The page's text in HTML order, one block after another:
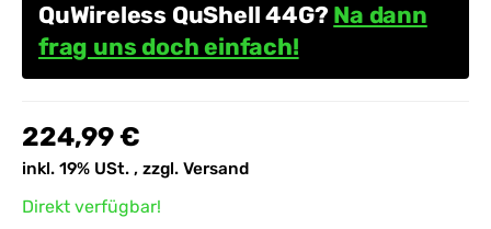
QuWireless QuShell 44G? Na dann
frag uns doch einfach!
224,99 €
inkl. 19% USt. , zzgl. Versand
Direkt verfügbar!